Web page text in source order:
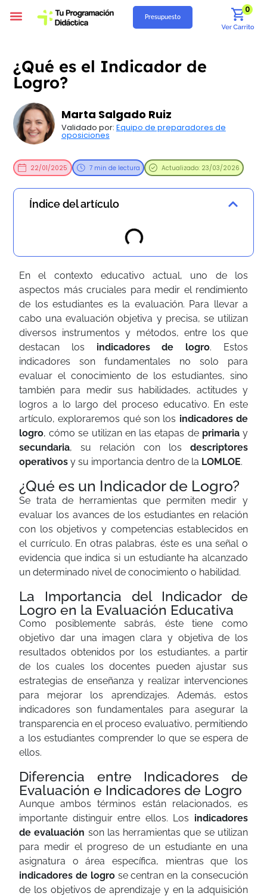
Presupuesto
0
¿Qué es el Indicador de
Logro?
Marta Salgado Ruiz
Validado por: Equipo de preparadores de
oposiciones
22/01/2025 7 min de lectura Actualizado: 23/03/2026
Índice del artículo
En el contexto educativo actual, uno de los
aspectos más cruciales para medir el rendimiento
de los estudiantes es la evaluación. Para llevar a
cabo una evaluación objetiva y precisa, se utilizan
diversos instrumentos y métodos, entre los que
destacan los indicadoresde logro. Estos
indicadores son fundamentales no solo para
evaluar el conocimiento de los estudiantes, sino
también para medir sus habilidades, actitudes y
logros a lo largo del proceso educativo. En este
artículo, exploraremos qué son los indicadores de
logro, cómo se utilizan en las etapas de primariay
secundaria, su relación con los descriptores
operativos y su importancia dentro de la LOMLOE.
¿Qué es un Indicador de Logro?
Se trata de herramientas que permiten medir y
evaluar los avances de los estudiantes en relación
con los objetivos y competencias establecidos en
el currículo. En otras palabras, éste es una señal o
evidencia que indica si un estudiante ha alcanzado
un determinado nivel de conocimiento o habilidad.
La Importancia del Indicador de
Logro en la Evaluación Educativa
Como posiblemente sabrás, éste tiene como
objetivo dar una imagen clara y objetiva de los
resultados obtenidos por los estudiantes, a partir
de los cuales los docentes pueden ajustar sus
estrategias de enseñanza y realizar intervenciones
para mejorar los aprendizajes. Además, estos
indicadores son fundamentales para asegurar la
transparencia en el proceso evaluativo, permitiendo
a los estudiantes comprender lo que se espera de
ellos.
Diferencia entre Indicadores de
Evaluación e Indicadores de Logro
Aunque ambos términos están relacionados, es
importante distinguir entre ellos. Los indicadores
de evaluación son las herramientas que se utilizan
para medir el progreso de un estudiante en una
asignatura o área específica, mientras que los
indicadores de logrose centran en la consecución
de los objetivos de aprendizaje y en la adquisición